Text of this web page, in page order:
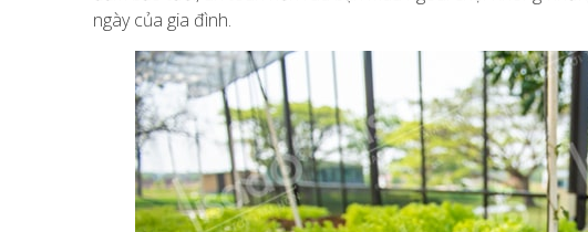
ngày của gia đình.